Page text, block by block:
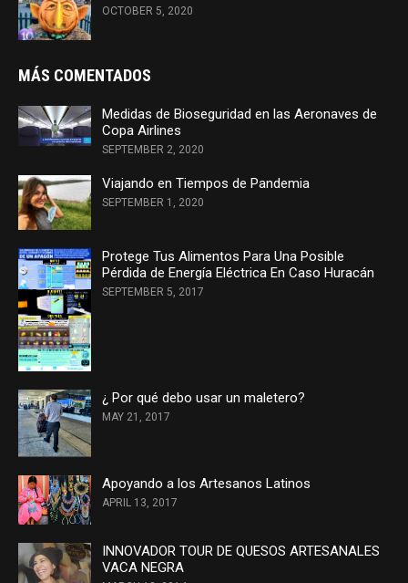
OCTOBER 5, 2020
MÁS COMENTADOS
Medidas de Bioseguridad en las Aeronaves de
Copa Airlines
SEPTEMBER 2, 2020
Viajando en Tiempos de Pandemia
SEPTEMBER 1, 2020
Protege Tus Alimentos Para Una Posible
Pérdida de Energía Eléctrica En Caso Huracán
SEPTEMBER 5, 2017
¿ Por qué debo usar un maletero?
MAY 21, 2017
Apoyando a los Artesanos Latinos
APRIL 13, 2017
INNOVADOR TOUR DE QUESOS ARTESANALES
VACA NEGRA